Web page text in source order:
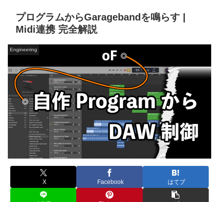
プログラムからGaragebandを鳴らす |
Midi連携 完全解説
Engineering
X Facebook はてブ